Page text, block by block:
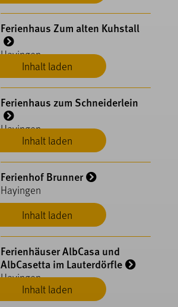
Inhalt laden
Ferienhaus Zum alten Kuhstall
Hayingen
Inhalt laden
Ferienhaus zum Schneiderlein
Hayingen
Inhalt laden
Ferienhof Brunner
Hayingen
Inhalt laden
Ferienhäuser AlbCasa und
AlbCasetta im Lauterdörfle
Hayingen